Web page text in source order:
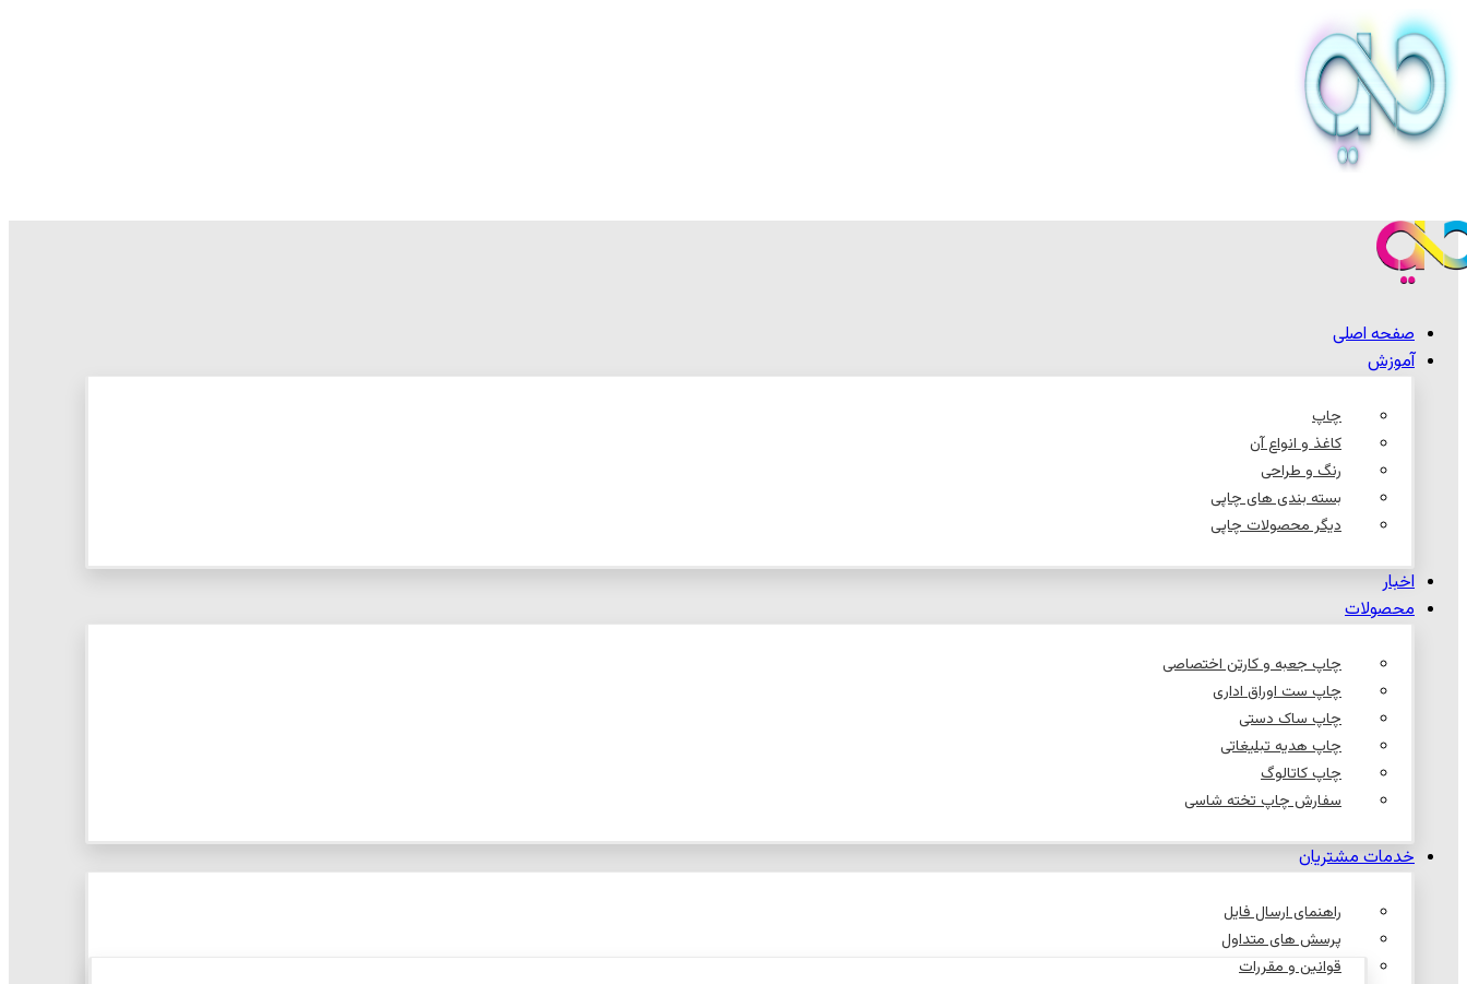
صفحه اصلی
آموزش
چاپ
کاغذ و انواع آن
رنگ و طراحی
بسته بندی های چاپی
دیگر محصولات چاپی
اخبار
محصولات
چاپ جعبه و کارتن اختصاصی
چاپ ست اوراق اداری
چاپ ساک دستی
چاپ هدیه تبلیغاتی
چاپ کاتالوگ
سفارش چاپ تخته شاسی
خدمات مشتریان
راهنمای ارسال فایل
پرسش های متداول
قوانین و مقررات